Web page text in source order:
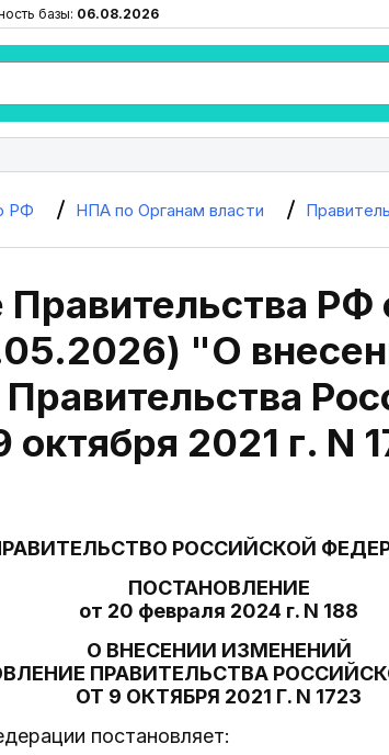
базы: 06.08.2026
РФ НПА по Органам власти
Правительства
"О
2021 г. N
РОССИЙСКОЙ
ПОСТАНОВЛЕНИЕ
от 20 февраля 2024 г. N 188
О ВНЕСЕНИИ ИЗМЕНЕНИЙ
ПРАВИТЕЛЬСТВА
ОТ 9 ОКТЯБРЯ 2021 Г. N 1723
постановляет: